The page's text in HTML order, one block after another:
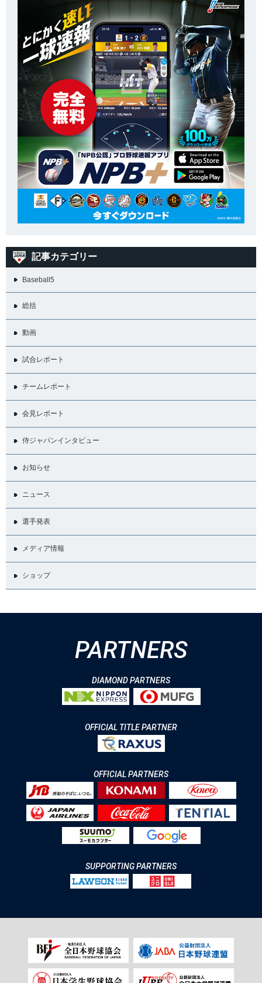
記事カテゴリー
Baseball5
総括
動画
試合レポート
チームレポート
会見レポート
侍ジャパンインタビュー
お知らせ
ニュース
選手発表
メディア情報
ショップ
PARTNERS
DIAMOND PARTNERS
OFFICIAL TITLE PARTNER
OFFICIAL PARTNERS
SUPPORTING PARTNERS